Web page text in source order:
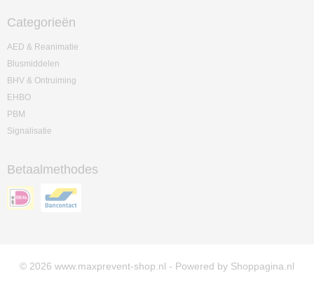
Categorieën
AED & Reanimatie
Blusmiddelen
BHV & Ontruiming
EHBO
PBM
Signalisatie
Betaalmethodes
© 2026 www.maxprevent-shop.nl - Powered by Shoppagina.nl